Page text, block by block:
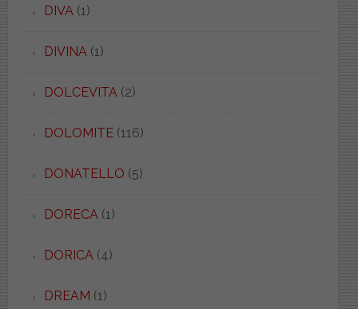
DIVA(1)
DIVINA(1)
DOLCEVITA(2)
DOLOMITE(116)
DONATELLO (5)
DORECA(1)
DORICA(4)
DREAM (1)